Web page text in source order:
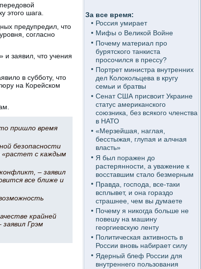
этого шага.
предупредил, что
согласно
заявил, что учения
в субботу, что
на Корейском
пришло время
безопасности
«растет с каждым
– заявил
все ближе и
крайней
Грэм
За все время:
Россия умирает
Мифы о Великой Войне
Почему материал про
бурятского танкиста
просочился в прессу?
Портрет министра внутренних
дел Колокольцева в кругу
семьи и братвы
Сенат США присвоит Украине
статус американского
союзника, без всякого членства
в НАТО
«Мерзейшая, наглая,
бесстыжая, глупая и алчная
власть»
Я был поражен до
растерянности, а уважение к
восставшим стало безмерным
Правда, господа, все-таки
всплывет, и она гораздо
страшнее, чем вы думаете
Почему я никогда больше не
повешу на машину
георгиевскую ленту
Политическая активность в
России вновь набирает силу
Ядерный блеф России для
внутреннего пользования